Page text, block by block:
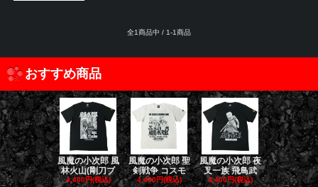
全1商品中 / 1-1商品
おすすめ商品
風魔の小次郎 風
林火山(剛刀ブ
4,400円(税込)
風魔の小次郎 聖
剣戦争 コスモ
4,400円(税込)
風魔の小次郎 夜
叉一族 飛鳥武
4,400円(税込)
風魔の小次
魔一族 竜
4,400円(税